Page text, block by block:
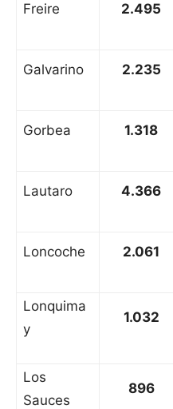
Freire 2.495
Galvarino 2.235
Gorbea 1.318
Lautaro 4.366
Loncoche 2.061
Lonquima
y
1.032
Los
Sauces
896